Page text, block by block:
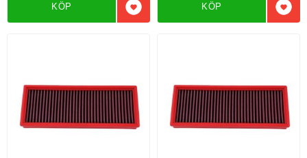
Lägg till i favoriter
KÖP KÖP